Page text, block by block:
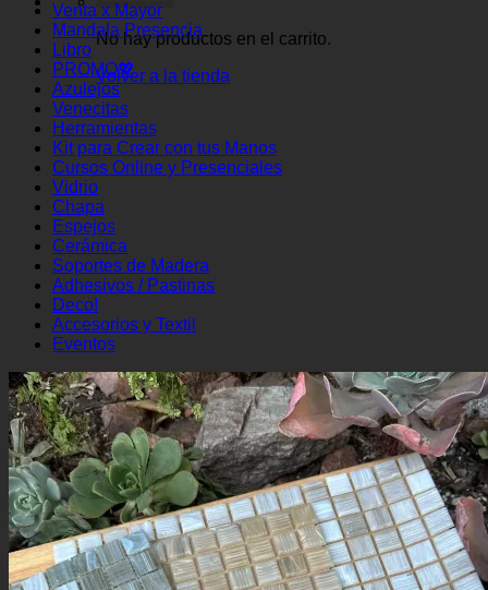
No hay productos en el carrito.
Volver a la tienda
Venta x Mayor
Mandala Presencia
Libro
PROMO💖
Azulejos
Venecitas
Herramientas
Kit para Crear con tus Manos
Cursos Online y Presenciales
Vidrio
Chapa
Espejos
Cerámica
Soportes de Madera
Adhesivos / Pastinas
Deco!
Accesorios y Textil
Eventos